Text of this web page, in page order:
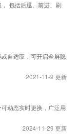
包括后退、前进、刷
自适应，可开启全屏隐
2021-11-9 更新
动态实时更换，广泛用
2024-11-29 更新